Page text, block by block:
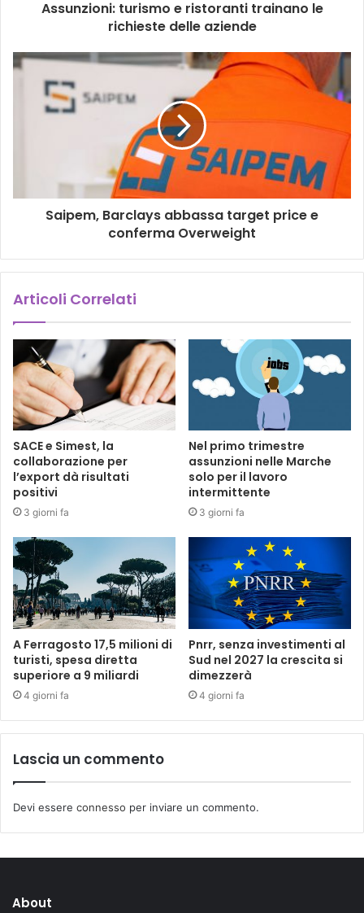
Assunzioni: turismo e ristoranti trainano le
richieste delle aziende
Saipem, Barclays abbassa target price e
conferma Overweight
Articoli Correlati
SACE e Simest, la
collaborazione per
l’export dà risultati
positivi
3 giorni fa
Nel primo trimestre
assunzioni nelle Marche
solo per il lavoro
intermittente
3 giorni fa
A Ferragosto 17,5 milioni di
turisti, spesa diretta
superiore a 9 miliardi
4 giorni fa
Pnrr, senza investimenti al
Sud nel 2027 la crescita si
dimezzerà
4 giorni fa
Lascia un commento
Devi essere connesso per inviare un commento.
About